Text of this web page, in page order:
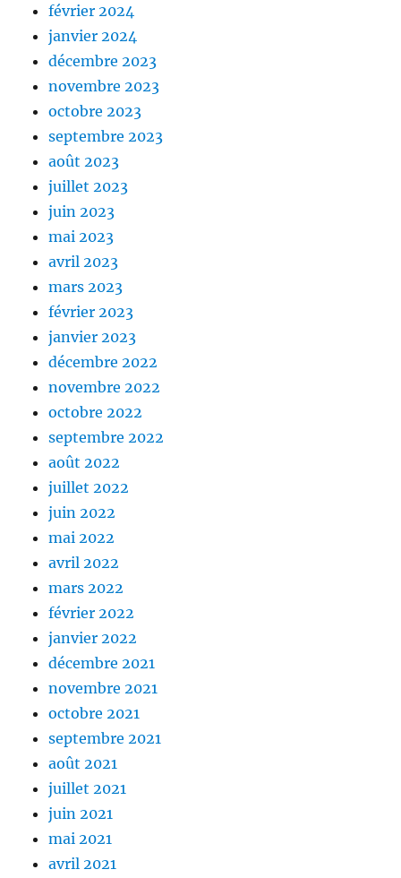
février 2024
janvier 2024
décembre 2023
novembre 2023
octobre 2023
septembre 2023
août 2023
juillet 2023
juin 2023
mai 2023
avril 2023
mars 2023
février 2023
janvier 2023
décembre 2022
novembre 2022
octobre 2022
septembre 2022
août 2022
juillet 2022
juin 2022
mai 2022
avril 2022
mars 2022
février 2022
janvier 2022
décembre 2021
novembre 2021
octobre 2021
septembre 2021
août 2021
juillet 2021
juin 2021
mai 2021
avril 2021